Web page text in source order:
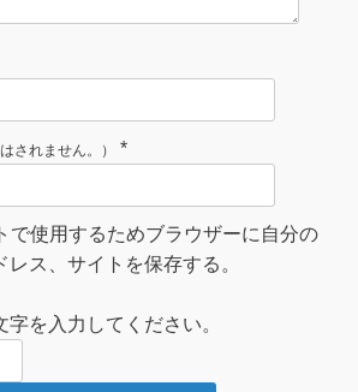
されません。） *
で使用するためブラウザーに自分の
ス、サイトを保存する。
字を入力してください。